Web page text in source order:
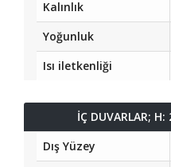
Kalınlık
Yoğunluk
Isı iletkenliği
İÇ DUVARLAR;
Dış Yüzey